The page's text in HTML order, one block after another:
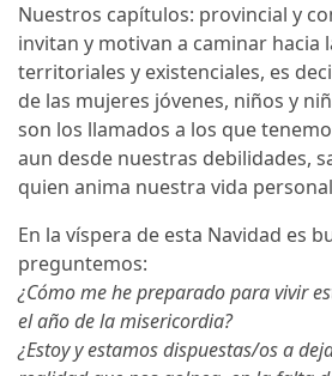
Nuestros capítulos: provincial y
invitan y motivan a caminar hacia
territoriales y existenciales, es
de las mujeres jóvenes, niños y
son los llamados a los que
aun desde nuestras debilidades,
quien anima nuestra vida
En la víspera de esta Navidad es
preguntemos:
¿Cómo me he preparado para vivir
el año de la misericordia?
¿Estoy y estamos dispuestas/os a